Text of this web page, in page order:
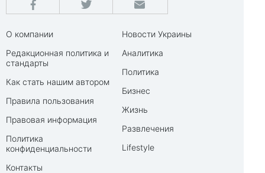
О компании
Редакционная политика и
стандарты
Как стать нашим автором
Правила пользования
Правовая информация
Политика
конфиденциальности
Контакты
Новости Украины
Аналитика
Политика
Бизнес
Жизнь
Развлечения
Lifestyle